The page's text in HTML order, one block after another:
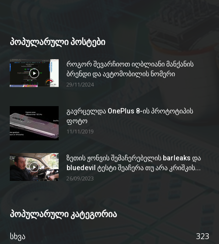
პოპულარული პოსტები
როგორ შევარჩიოთ იღბლიანი მანქანის
ბრენდი და ავტომობილის ნომერი
29/11/2024
გავრცელდა OnePlus 8-ის პროტოტიპის
ფოტო
11/11/2019
ზეთის ჟონვის შემაჩერებელის barleaks და
bluedevil ტესტი შეაჩერა თუ არა კრიშკის...
26/09/2023
პოპულარული კატეგორია
სხვა
323